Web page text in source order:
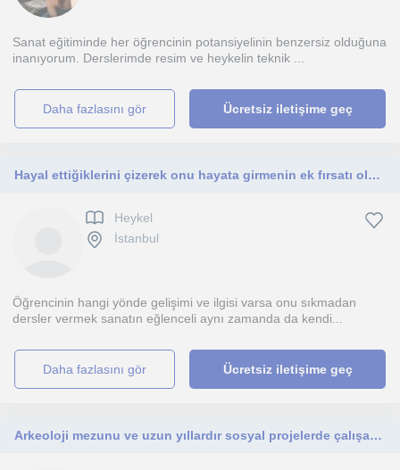
Sanat eğitiminde her öğrencinin potansiyelinin benzersiz olduğuna
inanıyorum. Derslerimde resim ve heykelin teknik ...
daha fazlasını gör Ücretsiz iletişime geç
Hayal ettiğiklerini çizerek onu hayata girmenin ek fırsatı olarak 3 boyuta çevirmenin hissettirdiklerini düşünüyorum
Heykel
İstanbul
Öğrencinin hangi yönde gelişimi ve ilgisi varsa onu sıkmadan
dersler vermek sanatın eğlenceli aynı zamanda da kendi...
daha fazlasını gör Ücretsiz iletişime geç
Arkeoloji mezunu ve uzun yıllardır sosyal projelerde çalışan bir eğitmenim. Gençler ve ilkokul çağındaki gelişime açık çocuklara